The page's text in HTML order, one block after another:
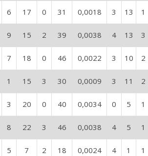
6 17 0 31 0,0018 3 13 1
9 15 2 39 0,0038 4 13 3
7 18 0 46 0,0022 3 10 2
1 15 3 30 0,0009 3 11 2
3 20 0 40 0,0034 0 5 1
8 22 3 46 0,0038 4 5 1
5 7 2 18 0,0024 4 1 1